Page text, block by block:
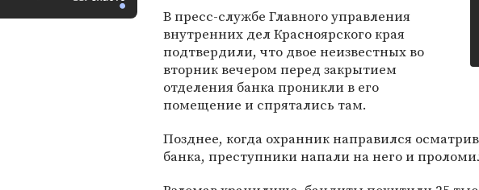
В пресс-службе Главного управления
внутренних дел Красноярского края
подтвердили, что двое неизвестных во
вторник вечером перед закрытием
отделения банка проникли в его
помещение и спрятались там.
Позднее, когда охранник направился
банка, преступники напали на него и